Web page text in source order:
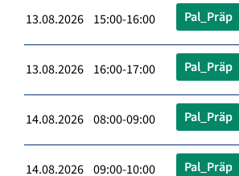
13.08.2026 15:00-16:00 Pal_Präp
13.08.2026 16:00-17:00 Pal_Präp
14.08.2026 08:00-09:00 Pal_Präp
14.08.2026 09:00-10:00 Pal_Präp